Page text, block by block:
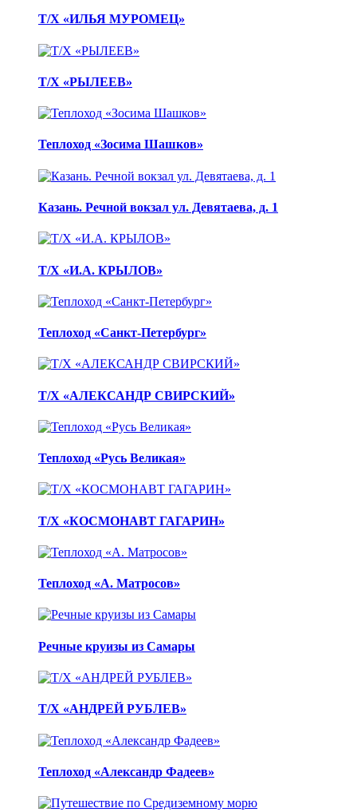
Т/Х «ИЛЬЯ МУРОМЕЦ»
Т/Х «РЫЛЕЕВ»
Теплоход «Зосима Шашков»
Казань. Речной вокзал ул. Девятаева, д. 1
Т/Х «И.А. КРЫЛОВ»
Теплоход «Санкт-Петербург»
Т/Х «АЛЕКСАНДР СВИРСКИЙ»
Теплоход «Русь Великая»
Т/Х «КОСМОНАВТ ГАГАРИН»
Теплоход «А. Матросов»
Речные круизы из Самары
Т/Х «АНДРЕЙ РУБЛЕВ»
Теплоход «Александр Фадеев»